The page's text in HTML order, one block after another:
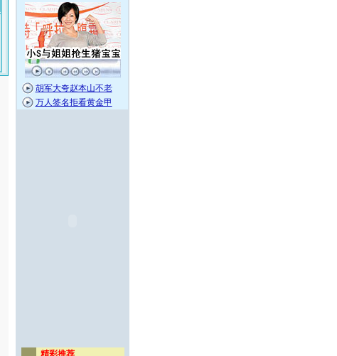
胡军大夸赵本山不老
万人签名拒看黄金甲